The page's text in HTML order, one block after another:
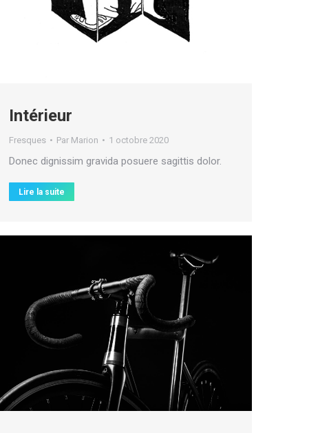
Intérieur
Fresques Par Marion 1 octobre 2020
Donec dignissim gravida posuere sagittis dolor.
Lire la suite